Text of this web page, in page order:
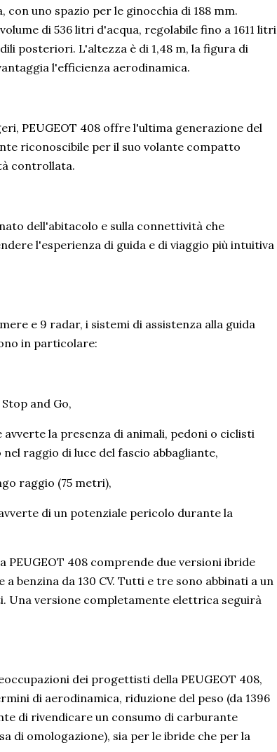
uno spazio per le ginocchia di 188 mm.
di 536 litri d'acqua, regolabile fino a 1611 litri
posteriori. L'altezza è di 1,48 m, la figura di
l'efficienza aerodinamica.
PEUGEOT 408 offre l'ultima generazione del
riconoscibile per il suo volante compatto
controllata.
dell'abitacolo e sulla connettività che
l'esperienza di guida e di viaggio più intuitiva
e 9 radar, i sistemi di assistenza alla guida
in particolare:
and Go,
la presenza di animali, pedoni o ciclisti
raggio di luce del fascio abbagliante,
raggio (75 metri),
di un potenziale pericolo durante la
PEUGEOT 408 comprende due versioni ibride
a benzina da 130 CV. Tutti e tre sono abbinati a un
Una versione completamente elettrica seguirà
dei progettisti della PEUGEOT 408,
di aerodinamica, riduzione del peso (da 1396
di rivendicare un consumo di carburante
di omologazione), sia per le ibride che per la